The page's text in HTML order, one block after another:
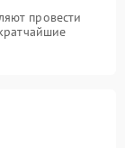
провести